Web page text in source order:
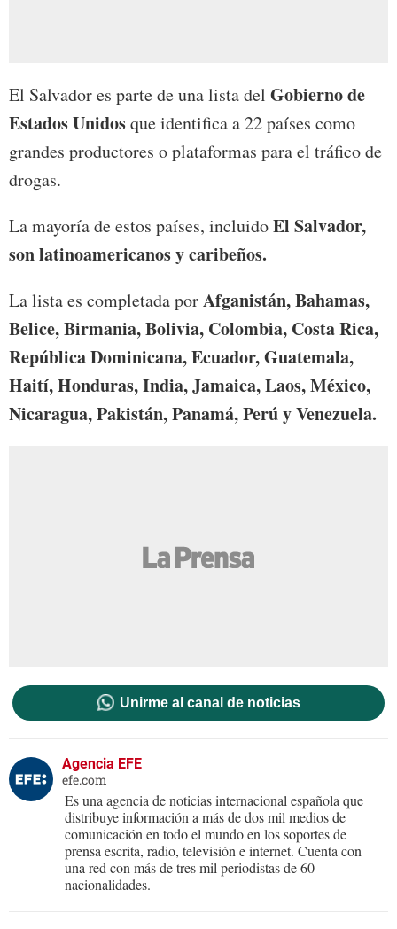
El Salvador es parte de una lista del Gobierno de
Estados Unidosque identifica a 22 países como
grandes productores o plataformas para el tráfico de
drogas.
La mayoría de estos países, incluidoEl Salvador,
son latinoamericanos y caribeños.
La lista es completada porAfganistán, Bahamas,
Belice, Birmania, Bolivia, Colombia, Costa Rica,
República Dominicana, Ecuador, Guatemala,
Haití, Honduras, India, Jamaica, Laos, México,
Nicaragua, Pakistán, Panamá, Perú y Venezuela.
Unirme al canal de noticias
Agencia EFE
efe.com
Es una agencia de noticias internacional española que
distribuye información a más de dos mil medios de
comunicación en todo el mundo en los soportes de
prensa escrita, radio, televisión e internet. Cuenta con
una red con más de tres mil periodistas de 60
nacionalidades.